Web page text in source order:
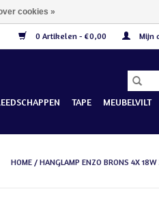
0 Artikelen - €0,00 Mijn
TAPE MEUBELVILT
HOME / HANGLAMP ENZO BRONS 4X
cookies »